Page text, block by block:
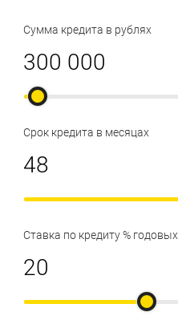
Сумма кредита в рублях
Срок кредита в месяцах
Ставка по кредиту % годовых